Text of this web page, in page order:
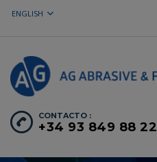
ENGLISH
CONTACTO :
+34 93 849 88 22